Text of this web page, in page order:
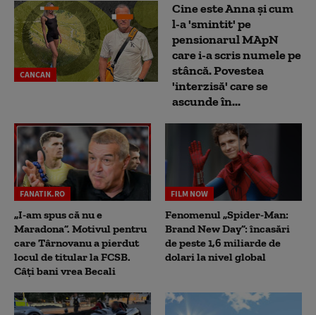
CANCAN
Cine este Anna și cum
l-a 'smintit' pe
pensionarul MApN
care i-a scris numele pe
stâncă. Povestea
'interzisă' care se
ascunde în...
FANATIK.RO
„I-am spus că nu e
Maradona”. Motivul pentru
care Târnovanu a pierdut
locul de titular la FCSB.
Câți bani vrea Becali
FILM NOW
Fenomenul „Spider-Man:
Brand New Day”: încasări
de peste 1,6 miliarde de
dolari la nivel global